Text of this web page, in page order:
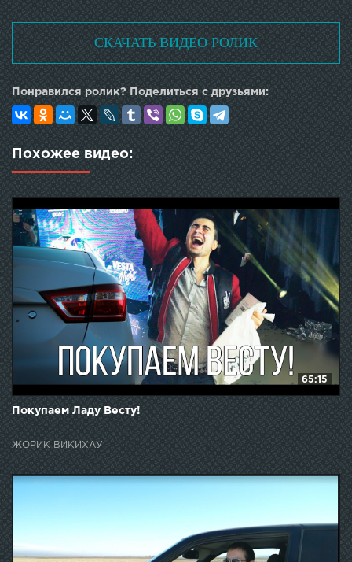
СКАЧАТЬ ВИДЕО РОЛИК
Понравился ролик? Поделиться с друзьями:
Похожее видео:
65:15
Покупаем Ладу Весту!
ЖОРИК ВИКИХАУ